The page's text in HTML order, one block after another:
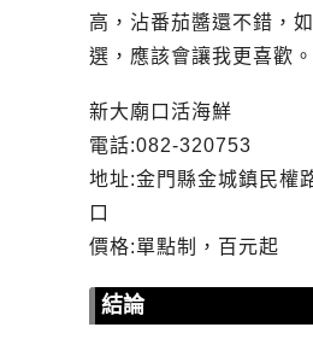
高，沾番茄醬還不錯，
選，應該會讓我更喜歡。
新大廟口活海鮮
電話:082-320753
地址:金門縣金城鎮民權
口
價格:單點制，百元起
結論